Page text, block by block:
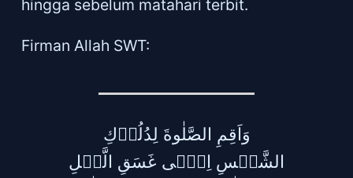
hingga sebelum matahari terbit.
Firman Allah SWT:
وَاَقِمِ الصَّلٰوةَ لِدُلُوۡكِ
الشَّمۡسِ اِلٰۤى غَسَقِ الَّيۡلِ